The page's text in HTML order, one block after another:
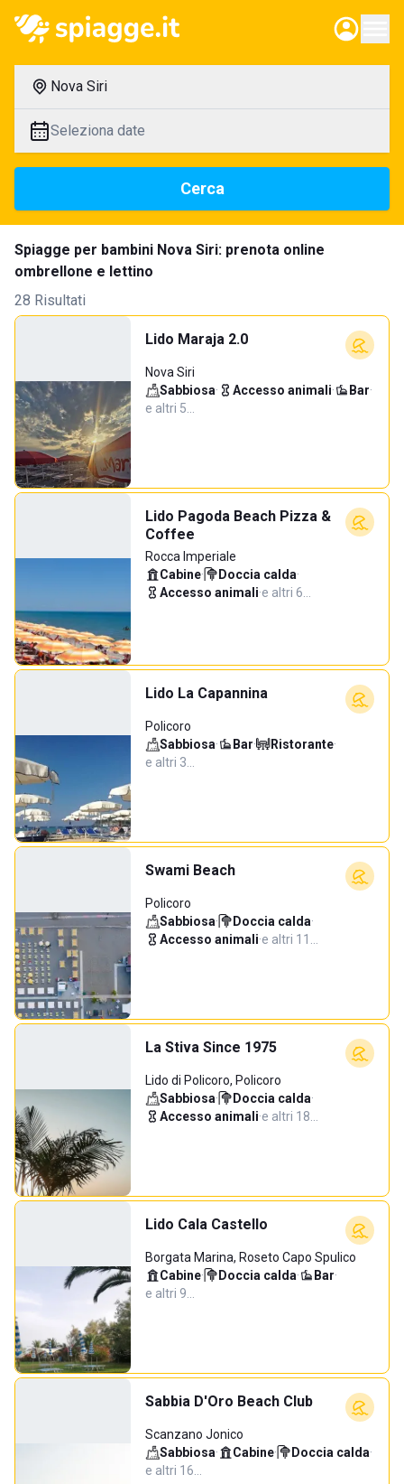
Nova Siri
Seleziona date
Cerca
Spiagge per bambini Nova Siri: prenota online
ombrellone e lettino
28 Risultati
Lido Maraja 2.0
Nova Siri
Sabbiosa· Accesso animali· Bar·
e altri 5…
Lido Pagoda Beach Pizza &
Coffee
Rocca Imperiale
Cabine· Doccia calda·
Accesso animali·e altri 6…
Lido La Capannina
Policoro
Sabbiosa· Bar· Ristorante·
e altri 3…
Swami Beach
Policoro
Sabbiosa· Doccia calda·
Accesso animali·e altri 11…
La Stiva Since 1975
Lido di Policoro, Policoro
Sabbiosa· Doccia calda·
Accesso animali·e altri 18…
Lido Cala Castello
Borgata Marina, Roseto Capo Spulico
Cabine· Doccia calda· Bar·
e altri 9…
Sabbia D'Oro Beach Club
Scanzano Jonico
Sabbiosa· Cabine· Doccia calda·
e altri 16…